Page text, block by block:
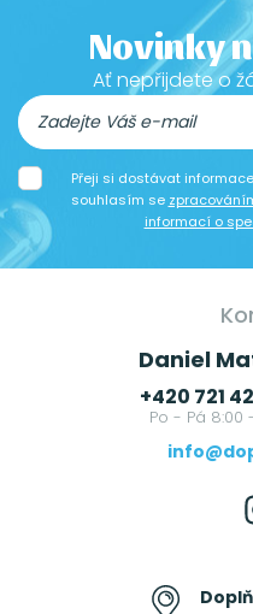
Novinky
Ať nepřijdete o
Přeji si dostávat
souhlasím se
informací o
Daniel
+420 721
Po - Pá 8:00